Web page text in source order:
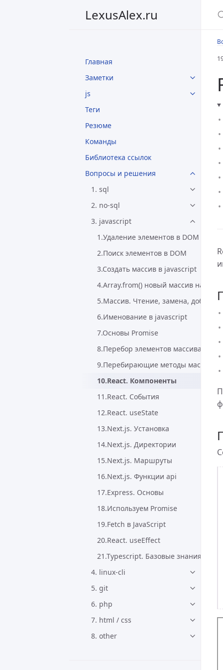
LexusAlex.ru
Главная
Заметки
js
Теги
Резюме
Команды
Библиотека ссылок
Вопросы и решения
1. sql
2. no-sql
3. javascript
1.Удаление элементов в DOM
2.Поиск элементов в DOM
3.Создать массив в javascript
4.Array.from() новый массив на
5.Массив. Чтение, замена,
6.Именование в javascript
7.Основы Promise
8.Перебор элементов массива
9.Перебирающие методы массивов
10.React. Компоненты
11.React. События
12.React. useState
13.Next.js. Установка
14.Next.js. Директории
15.Next.js. Маршруты
16.Next.js. Функции api
17.Express. Основы
18.Используем Promise
19.Fetch в JavaScript
20.React. useEffect
21.Typescript. Базовые знания
4. linux-cli
5. git
6. php
7. html / css
8. other